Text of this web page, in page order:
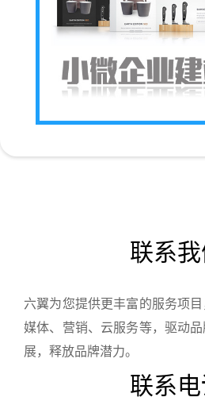
联系我
六翼为您提供更丰富的服务项
媒体、营销、云服务等，驱动
展，释放品牌潜力。
联系